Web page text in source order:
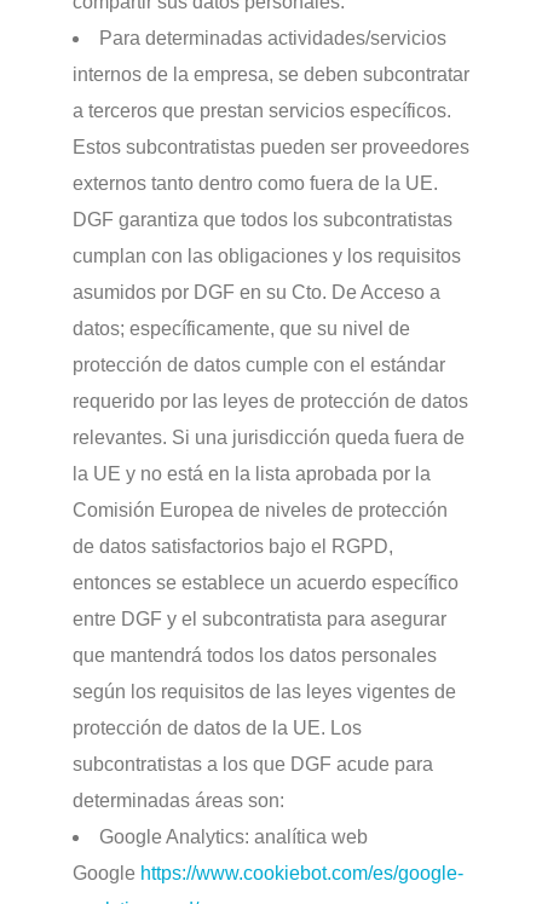
Para determinadas actividades/servicios
internos de la empresa, se deben subcontratar
a terceros que prestan servicios específicos.
Estos subcontratistas pueden ser proveedores
externos tanto dentro como fuera de la UE.
DGF garantiza que todos los subcontratistas
cumplan con las obligaciones y los requisitos
asumidos por DGF en su Cto. De Acceso a
datos; específicamente, que su nivel de
protección de datos cumple con el estándar
requerido por las leyes de protección de datos
relevantes. Si una jurisdicción queda fuera de
la UE y no está en la lista aprobada por la
Comisión Europea de niveles de protección
de datos satisfactorios bajo el RGPD,
entonces se establece un acuerdo específico
entre DGF y el subcontratista para asegurar
que mantendrá todos los datos personales
según los requisitos de las leyes vigentes de
protección de datos de la UE. Los
subcontratistas a los que DGF acude para
determinadas áreas son:
Google Analytics: analítica web
Google https://www.cookiebot.com/es/google-